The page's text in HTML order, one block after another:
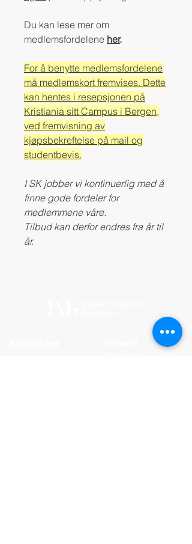
Du kan lese mer om
medlemsfordelene her.
For å benytte medlemsfordelene
må medlemskort fremvises. Dette
kan hentes i resepsjonen på
Kristiania sitt Campus i Bergen,
ved fremvisning av
kjøpsbekreftelse på mail og
studentbevis.
I SK jobber vi kontinuerlig med å
finne gode fordeler for
medlemmene våre.
Tilbud kan derfor endres fra år til
år.